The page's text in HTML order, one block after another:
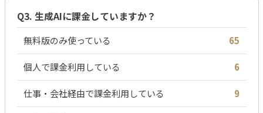
Q3. 生成AIに課金していますか？
無料版のみ使っている 65
個人で課金利用している 6
仕事・会社経由で課金利用している 9